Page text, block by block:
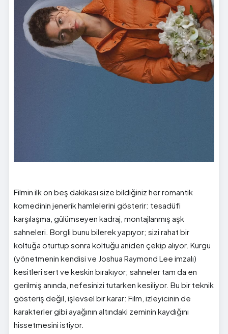
Filmin ilk on beş dakikası size bildiğiniz her romantik
komedinin jenerik hamlelerini gösterir: tesadüfi
karşılaşma, gülümseyen kadraj, montajlanmış aşk
sahneleri. Borgli bunu bilerek yapıyor; sizi rahat bir
koltuğa oturtup sonra koltuğu aniden çekip alıyor. Kurgu
(yönetmenin kendisi ve Joshua Raymond Lee imzalı)
kesitleri sert ve keskin bırakıyor; sahneler tam da en
gerilmiş anında, nefesinizi tutarken kesiliyor. Bu bir teknik
gösteriş değil, işlevsel bir karar: Film, izleyicinin de
karakterler gibi ayağının altındaki zeminin kaydığını
hissetmesini istiyor.